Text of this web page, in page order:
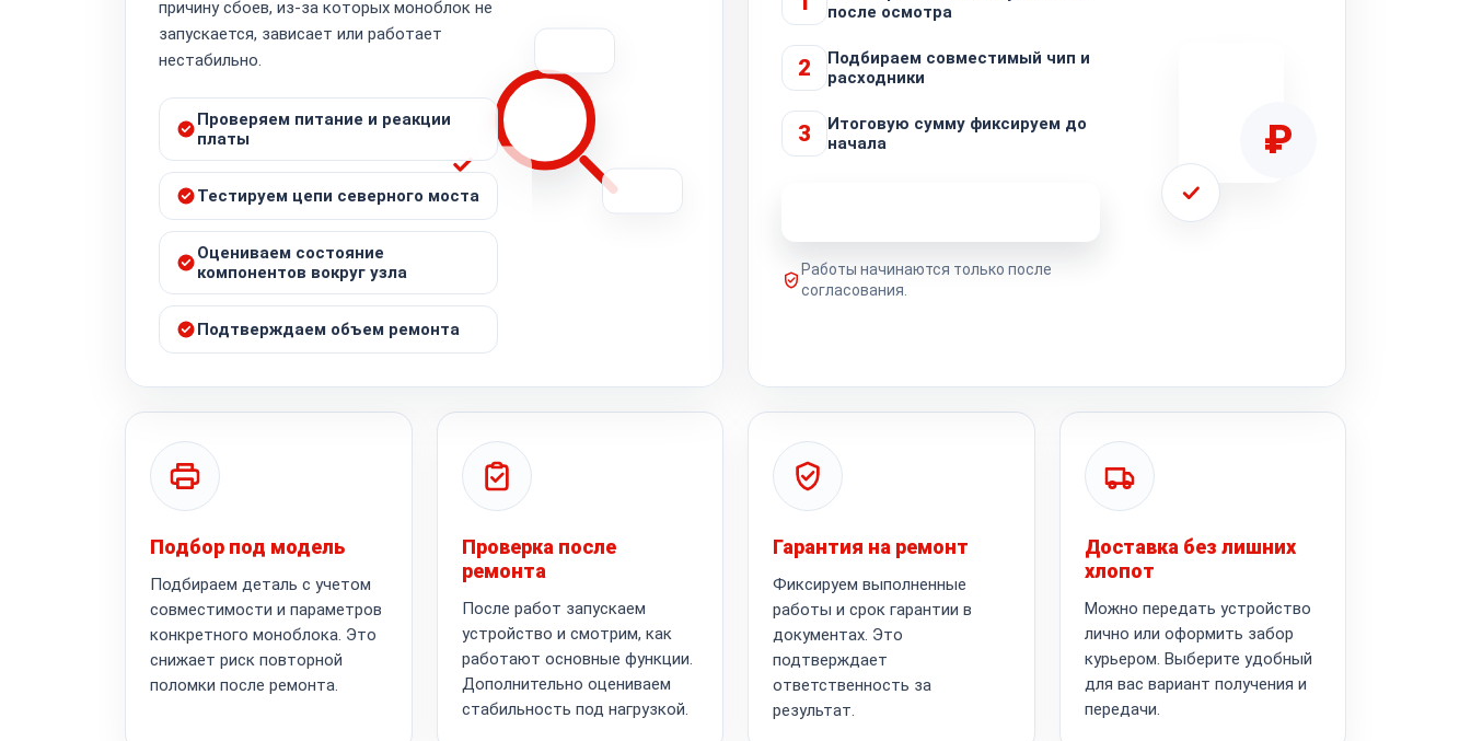
причину сбоев, из-за которых моноблок не
запускается, зависает или работает
нестабильно.
Проверяем питание и реакции
платы
Тестируем цепи северного моста
Оцениваем состояние
компонентов вокруг узла
Подтверждаем объем ремонта
после осмотра
2
Подбираем совместимый чип и
расходники
3
Итоговую сумму фиксируем до
начала
Работы начинаются только после
согласования.
₽
Подбор под модель
Подбираем деталь с учетом
совместимости и параметров
конкретного моноблока. Это
снижает риск повторной
поломки после ремонта.
Проверка после
ремонта
После работ запускаем
устройство и смотрим, как
работают основные функции.
Дополнительно оцениваем
стабильность под нагрузкой.
Гарантия на ремонт
Фиксируем выполненные
работы и срок гарантии в
документах. Это
подтверждает
ответственность за
результат.
Доставка без лишних
хлопот
Можно передать устройство
лично или оформить забор
курьером. Выберите удобный
для вас вариант получения и
передачи.